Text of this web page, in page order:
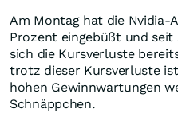
Am Montag hat die Nvidia-
Prozent eingebüßt und
sich die Kursverluste
trotz dieser Kursverluste
hohen Gewinnwartungen
Schnäppchen.